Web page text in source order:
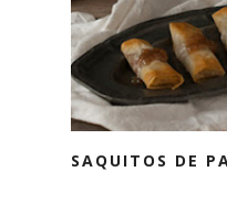
SAQUITOS DE